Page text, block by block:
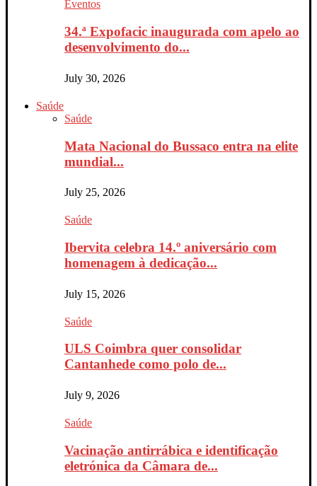
Eventos
34.ª Expofacic inaugurada com apelo ao
desenvolvimento do...
July 30, 2026
Saúde
Saúde
Mata Nacional do Bussaco entra na elite
mundial...
July 25, 2026
Saúde
Ibervita celebra 14.º aniversário com
homenagem à dedicação...
July 15, 2026
Saúde
ULS Coimbra quer consolidar
Cantanhede como polo de...
July 9, 2026
Saúde
Vacinação antirrábica e identificação
eletrónica da Câmara de...